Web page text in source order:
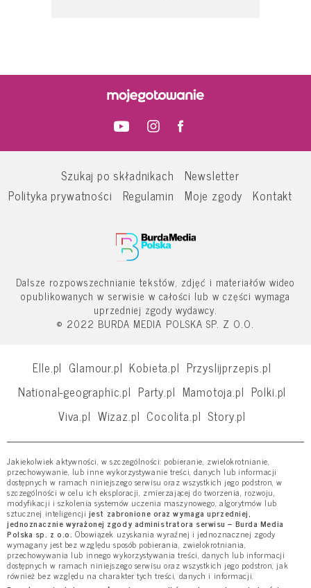
Szukaj po składnikach
Newsletter
Polityka prywatności
Regulamin Moje zgody Kontakt
Dalsze rozpowszechnianie tekstów, zdjęć i materiałów wideo
opublikowanych w serwisie w całości lub w części wymaga
uprzedniej zgody wydawcy.
© 2022 BURDA MEDIA POLSKA SP. Z O.O.
Elle.pl Glamour.pl Kobieta.pl Przyslijprzepis.pl
National-geographic.pl Party.pl Mamotoja.pl Polki.pl
Viva.pl Wizaz.pl Cocolita.pl Story.pl
Jakiekolwiek aktywności, w szczególności: pobieranie, zwielokrotnianie,
przechowywanie, lub inne wykorzystywanie treści, danych lub informacji
dostępnych w ramach niniejszego serwisu oraz wszystkich jego podstron, w
szczególności w celu ich eksploracji, zmierzającej do tworzenia, rozwoju,
modyfikacji i szkolenia systemów uczenia maszynowego, algorytmów lub
sztucznej inteligencji jest zabronione oraz wymaga uprzedniej,
jednoznacznie wyrażonej zgody administratora serwisu – Burda Media
Polska sp. z o.o. Obowiązek uzyskania wyraźnej i jednoznacznej zgody
wymagany jest bez względu sposób pobierania, zwielokrotniania,
przechowywania lub innego wykorzystywania treści, danych lub informacji
dostępnych w ramach niniejszego serwisu oraz wszystkich jego podstron, jak
również bez względu na charakter tych treści, danych i informacji.